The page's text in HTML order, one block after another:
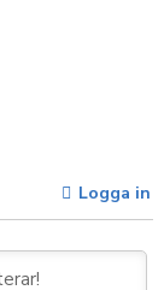
Logga in